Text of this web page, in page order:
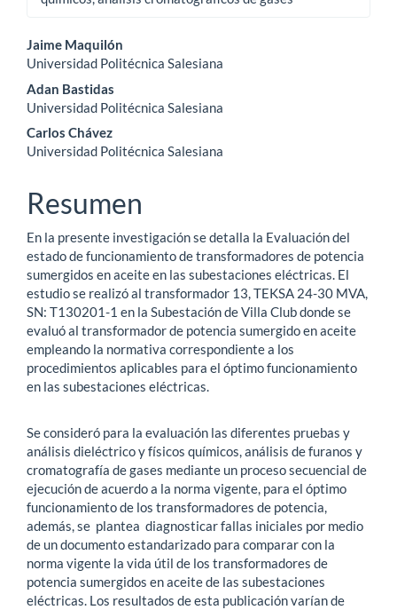
Contenido
principal
del
artículo
Jaime Maquilón
Universidad Politécnica Salesiana
Adan Bastidas
Universidad Politécnica Salesiana
Carlos Chávez
Universidad Politécnica Salesiana
Resumen
En la presente investigación se detalla la Evaluación del
estado de funcionamiento de transformadores de potencia
sumergidos en aceite en las subestaciones eléctricas. El
estudio se realizó al transformador 13, TEKSA 24-30 MVA,
SN: T130201-1 en la Subestación de Villa Club donde se
evaluó al transformador de potencia sumergido en aceite
empleando la normativa correspondiente a los
procedimientos aplicables para el óptimo funcionamiento
en las subestaciones eléctricas.
Se consideró para la evaluación las diferentes pruebas y
análisis dieléctrico y físicos químicos, análisis de furanos y
cromatografía de gases mediante un proceso secuencial de
ejecución de acuerdo a la norma vigente, para el óptimo
funcionamiento de los transformadores de potencia,
además, se plantea diagnosticar fallas iniciales por medio
de un documento estandarizado para comparar con la
norma vigente la vida útil de los transformadores de
potencia sumergidos en aceite de las subestaciones
eléctricas. Los resultados de esta publicación varían de